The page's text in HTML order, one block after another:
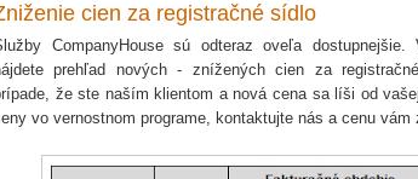
cien za registračné sídlo
CompanyHouse sú odteraz oveľa dostupnejšie.
prehľad nových - znížených cien za
že ste naším klientom a nová cena sa líši od
vo vernostnom programe, kontaktujte nás a cenu vám